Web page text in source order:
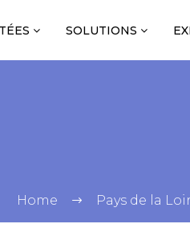
SOLUTIONS
Home Pays de la